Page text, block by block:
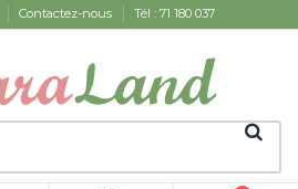
Contactez-nous Tél : 71 180 037